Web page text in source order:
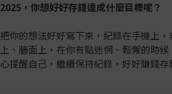
2025，你想好好存錢達成什麼目標呢？
把你的想法好好寫下來，紀錄在手機上
上、牆面上，在你有點迷惘、鬆懈的時
心提醒自己，繼續保持紀錄，好好賺錢存